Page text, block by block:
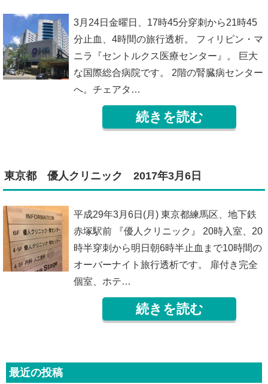
3月24日金曜日、17時45分穿刺から21時45
分止血、4時間の旅行透析。 フィリピン・マ
ニラ『セントルクス医療センター』。 巨大
な国際総合病院です。 2階の腎臓病センター
へ。チェアタ…
続きを読む
東京都 優人クリニック 2017年3月6日
平成29年3月6日(月) 東京都練馬区、地下鉄
赤塚駅前 『優人クリニック』 20時入室、20
時半穿刺から明日朝6時半止血まで10時間の
オーバーナイト旅行透析です。 扉付き完全
個室、ホテ…
続きを読む
最近の投稿